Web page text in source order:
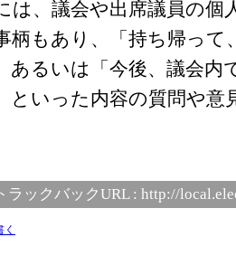
は、議会や出席議員の個
柄もあり、「持ち帰って
あるいは「今後、議会内
といった内容の質問や意
トラックバックURL : http://